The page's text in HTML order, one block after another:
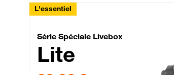
L'essentiel
Série Spéciale
Série Spéciale Livebox
Lite
29,99 € par mois , Engagement 12 mois